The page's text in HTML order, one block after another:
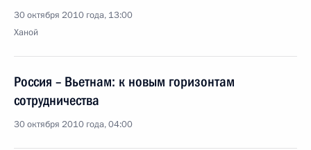
30 октября 2010 года, 13:00
Ханой
Россия – Вьетнам: к новым горизонтам
сотрудничества
30 октября 2010 года, 04:00